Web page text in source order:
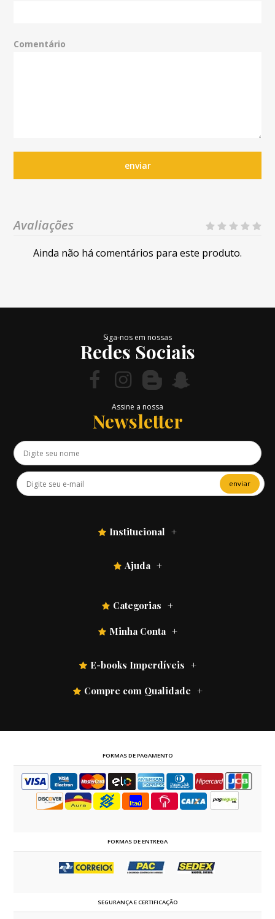
Comentário
enviar
Avaliações
Ainda não há comentários para este produto.
Siga-nos em nossas
Redes Sociais
Assine a nossa
Newsletter
enviar
Institucional
Ajuda
Categorias
Minha Conta
E-books Imperdíveis
Compre com Qualidade
FORMAS DE PAGAMENTO
FORMAS DE ENTREGA
SEGURANÇA E CERTIFICAÇÃO